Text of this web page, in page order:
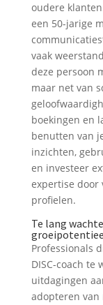
oudere
een 50-jarige
vaak
deze persoon
maar net van
boekingen en
benutten van
inzichten,
en investeer
expertise door
profielen.
Te lang
Professionals
DISC-coach te
uitdagingen
adopteren van